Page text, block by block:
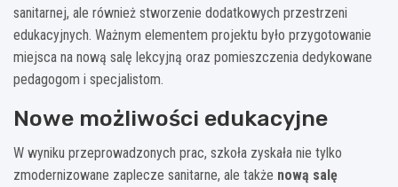
sanitarnej, ale również stworzenie dodatkowych przestrzeni
edukacyjnych. Ważnym elementem projektu było przygotowanie
miejsca na nową salę lekcyjną oraz pomieszczenia dedykowane
pedagogom i specjalistom.
Nowe możliwości edukacyjne
W wyniku przeprowadzonych prac, szkoła zyskała nie tylko
zmodernizowane zaplecze sanitarne, ale także nową salę